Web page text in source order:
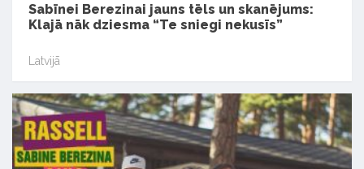
Sabīnei Berezinai jauns tēls un skanējums:
Klajā nāk dziesma “Te sniegi nekusīs”
Latvijā